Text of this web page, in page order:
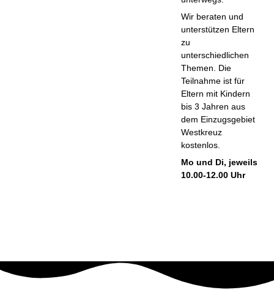
Wir beraten und
unterstützen Eltern
zu
unterschiedlichen
Themen. Die
Teilnahme ist für
Eltern mit Kindern
bis 3 Jahren aus
dem Einzugsgebiet
Westkreuz
kostenlos.
Mo und Di, jeweils
10.00-12.00 Uhr